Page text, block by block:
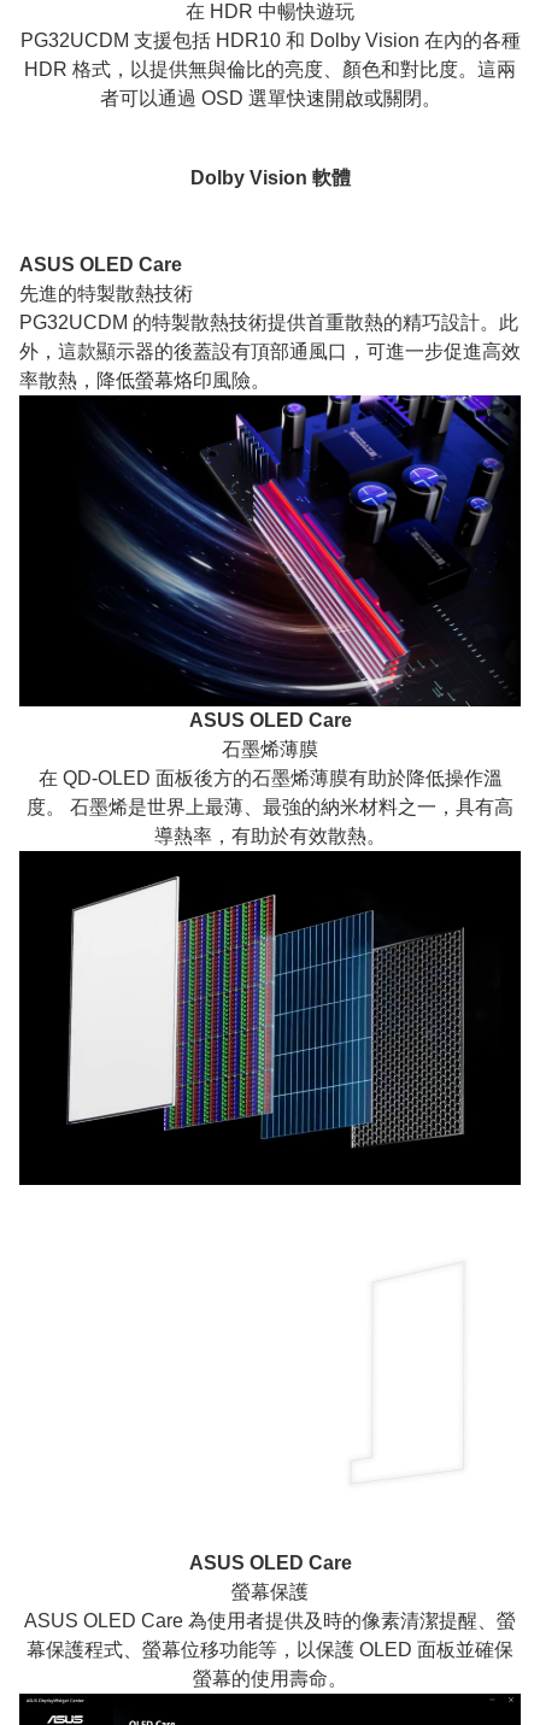
在 HDR 中暢快遊玩
PG32UCDM 支援包括 HDR10 和 Dolby Vision 在內的各種
HDR 格式，以提供無與倫比的亮度、顏色和對比度。這兩
者可以通過 OSD 選單快速開啟或關閉。
Dolby Vision 軟體
ASUS OLED Care
先進的特製散熱技術
PG32UCDM 的特製散熱技術提供首重散熱的精巧設計。此
外，這款顯示器的後蓋設有頂部通風口，可進一步促進高效
率散熱，降低螢幕烙印風險。
ASUS OLED Care
石墨烯薄膜
在 QD-OLED 面板後方的石墨烯薄膜有助於降低操作溫
度。 石墨烯是世界上最薄、最強的納米材料之一，具有高
導熱率，有助於有效散熱。
ASUS OLED Care
螢幕保護
ASUS OLED Care 為使用者提供及時的像素清潔提醒、螢
幕保護程式、螢幕位移功能等，以保護 OLED 面板並確保
螢幕的使用壽命。